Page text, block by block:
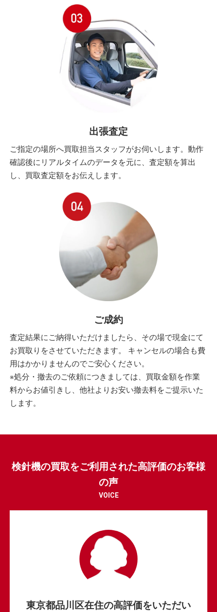
出張査定
ご指定の場所へ買取担当スタッフがお伺いします。動作
確認後にリアルタイムのデータを元に、査定額を算出
し、買取査定額をお伝えします。
ご成約
査定結果にご納得いただけましたら、その場で現金にて
お買取りをさせていただきます。 キャンセルの場合も費
用はかかりませんのでご安心ください。
※処分・撤去のご依頼につきましては、買取金額を作業
料からお値引きし、他社よりお安い撤去料をご提示いた
します。
検針機の買取をご利用された高評価のお客様
の声
VOICE
東京都品川区在住の高評価をいただい